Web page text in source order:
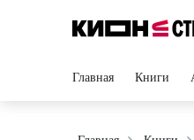
Главная Книги